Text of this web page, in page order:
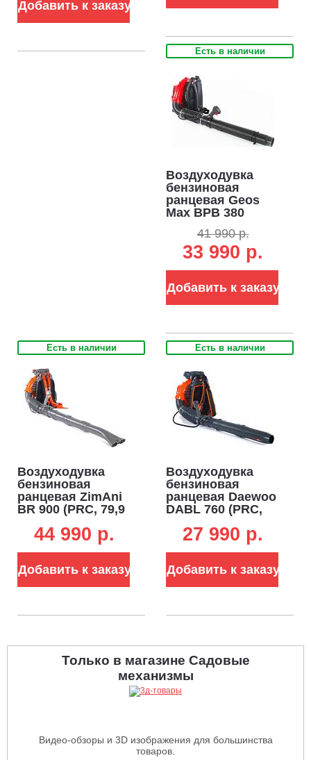
Добавить к заказу
Есть в наличии
Воздуходувка
бензиновая
ранцевая Geos
Max BPB 380
куб.см., 3.3 кВт/4.5
л.с.,1656 м3/ч, 87
м/с, 11.5 кг)
41 990 р.
33 990 р.
Добавить к заказу
Есть в наличии
Воздуходувка
бензиновая
ранцевая ZimAni
BR 900 (PRC, 79,9
л.с., 1920 м3/час.,
104 м/c, 12 кг.)
44 990 p.
Добавить к заказу
Есть в наличии
Воздуходувка
бензиновая
ранцевая Daewoo
DABL 760 (PRC,
час, 100 м/c, 12,3
27 990 p.
Добавить к заказу
Только в магазине Садовые
механизмы
Видео-обзоры и 3D изображения для большинства
товаров.